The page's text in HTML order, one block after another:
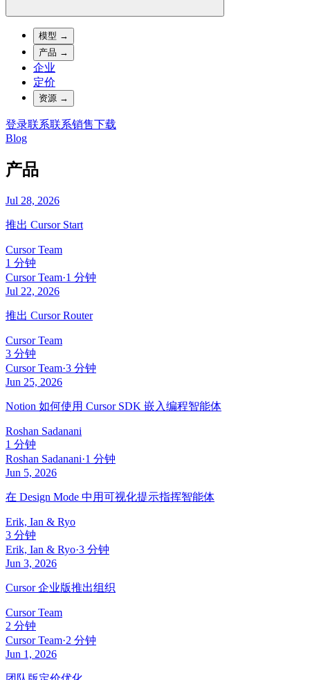
模型 →
产品 →
企业
定价
资源 →
登录联系联系销售下载
Blog
产品
Jul 28, 2026
推出 Cursor Start
Cursor Team
1 分钟
Cursor Team·1 分钟
Jul 22, 2026
推出 Cursor Router
Cursor Team
3 分钟
Cursor Team·3 分钟
Jun 25, 2026
Notion 如何使用 Cursor SDK 嵌入编程智能体
Roshan Sadanani
1 分钟
Roshan Sadanani·1 分钟
Jun 5, 2026
在 Design Mode 中用可视化提示指挥智能体
Erik, Ian & Ryo
3 分钟
Erik, Ian & Ryo·3 分钟
Jun 3, 2026
Cursor 企业版推出组织
Cursor Team
2 分钟
Cursor Team·2 分钟
Jun 1, 2026